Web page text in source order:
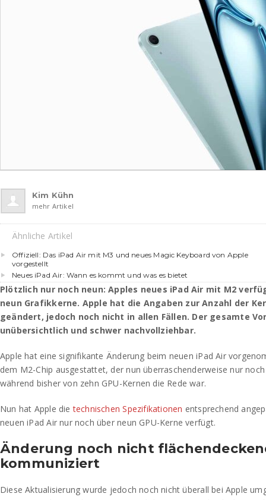
Kim Kühn
mehr Artikel
Ähnliche Artikel
Offiziell: Das iPad Air mit M3 und neues Magic Keyboard von Apple
vorgestellt
Neues iPad Air: Wann es kommt und was es bietet
Plötzlich nur noch neun: Apples neues iPad Air mit M2
neun Grafikkerne. Apple hat die Angaben zur Anzahl der
geändert, jedoch noch nicht in allen Fällen. Der gesamte
unübersichtlich und schwer nachvollziehbar.
Apple hat eine signifikante Änderung beim neuen iPad Air
dem M2-Chip ausgestattet, der nun überraschenderweise nur
während bisher von zehn GPU-Kernen die Rede war.
Nun hat Apple dietechnischen Spezifikationen entsprechend
neuen iPad Air nur noch über neun GPU-Kerne verfügt.
Änderung noch nicht
kommuniziert
Diese Aktualisierung wurde jedoch noch nicht überall bei Apple